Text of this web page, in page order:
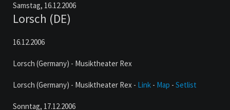
Samstag, 16.12.2006
Lorsch (DE)
16.12.2006
Lorsch (Germany) - Musiktheater Rex
Lorsch (Germany) - Musiktheater Rex - Link- Map - Setlist
Sonntag, 17.12.2006